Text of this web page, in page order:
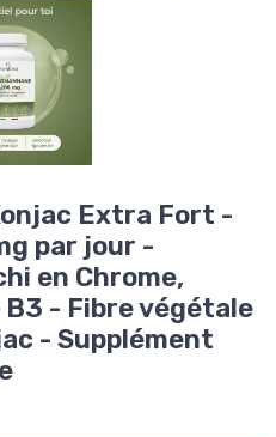
Extra Fort -
par jour -
en Chrome,
- Fibre végétale
- Supplément